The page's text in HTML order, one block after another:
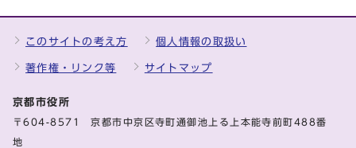
このサイトの考え方 個人情報の取扱い
著作権・リンク等 サイトマップ
京都市役所
〒604-8571 京都市中京区寺町通御池上る上本能寺前町488番
地